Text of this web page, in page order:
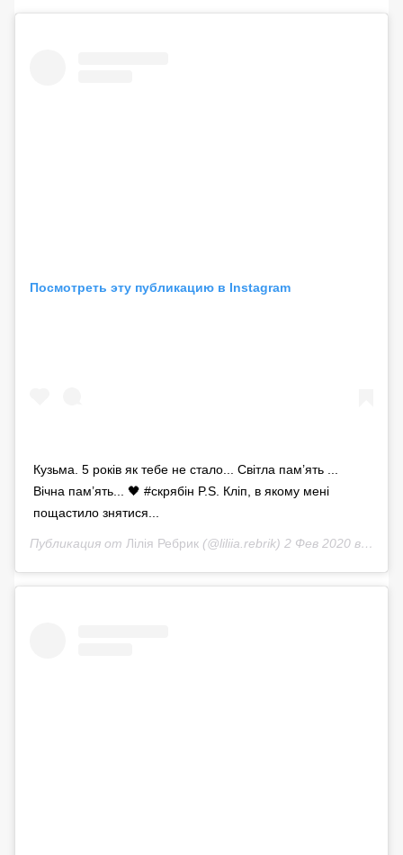
Посмотреть эту публикацию в Instagram
Кузьма. 5 років як тебе не стало... Світла пам’ять ...
Вічна пам’ять... 🖤 #скрябін P.S. Кліп, в якому мені
пощастило знятися...
Публикация от Лілія Ребрик (@liliia.rebrik) 2 Фев 2020 в 2:28 PST